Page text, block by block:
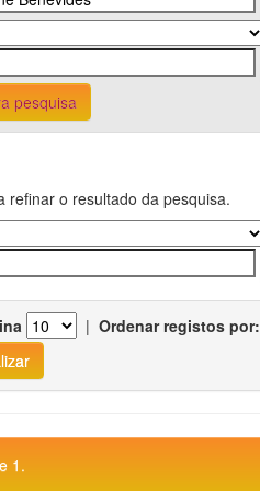
pesquisa
refinar o resultado da pesquisa.
| Ordenar registos por:
1.